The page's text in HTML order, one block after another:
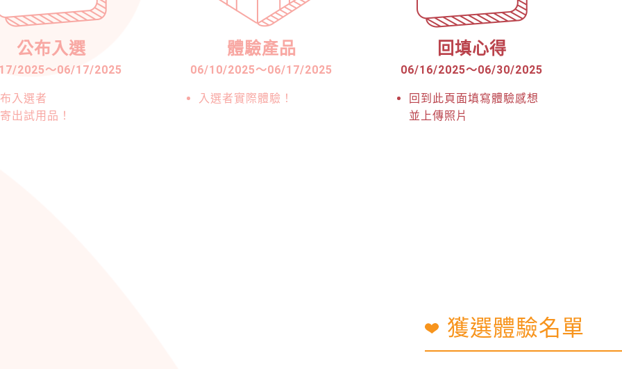
公布入選
2025～06/17/2025
入選者
出試用品！
體驗產品
06/10/2025～06/17/2025
入選者實際體驗！
回填心得
06/16/2025～06/30/2025
回到此頁面填寫體驗感想
並上傳照片
獲選體驗名單